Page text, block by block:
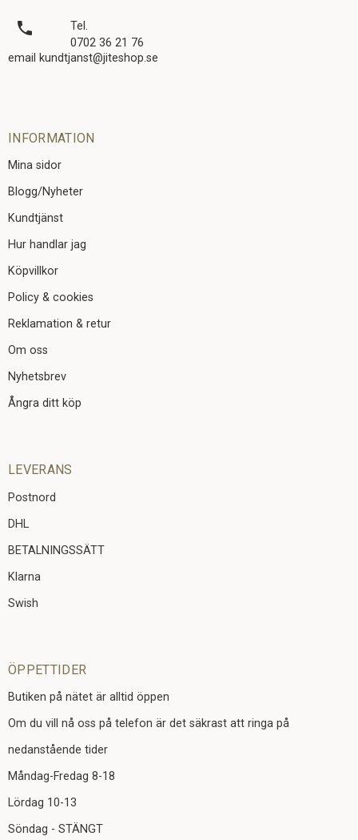
local_phone
Tel.
0702 36 21 76
email kundtjanst@jiteshop.se
INFORMATION
Mina sidor
Blogg/Nyheter
Kundtjänst
Hur handlar jag
Köpvillkor
Policy & cookies
Reklamation & retur
Om oss
Nyhetsbrev
Ångra ditt köp
LEVERANS
Postnord
DHL
BETALNINGSSÄTT
Klarna
Swish
ÖPPETTIDER
Butiken på nätet är alltid öppen
Om du vill nå oss på telefon är det säkrast att ringa på
nedanstående tider
Måndag-Fredag 8-18
Lördag 10-13
Söndag - STÄNGT